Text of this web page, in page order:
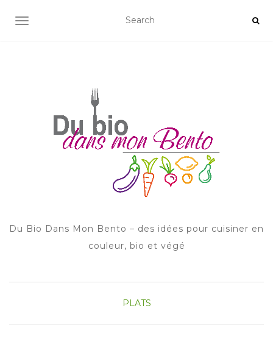
AFFICHER/MASQUER LA NAVIGATION
Du Bio Dans Mon Bento – des idées pour cuisiner en
couleur, bio et végé
PLATS